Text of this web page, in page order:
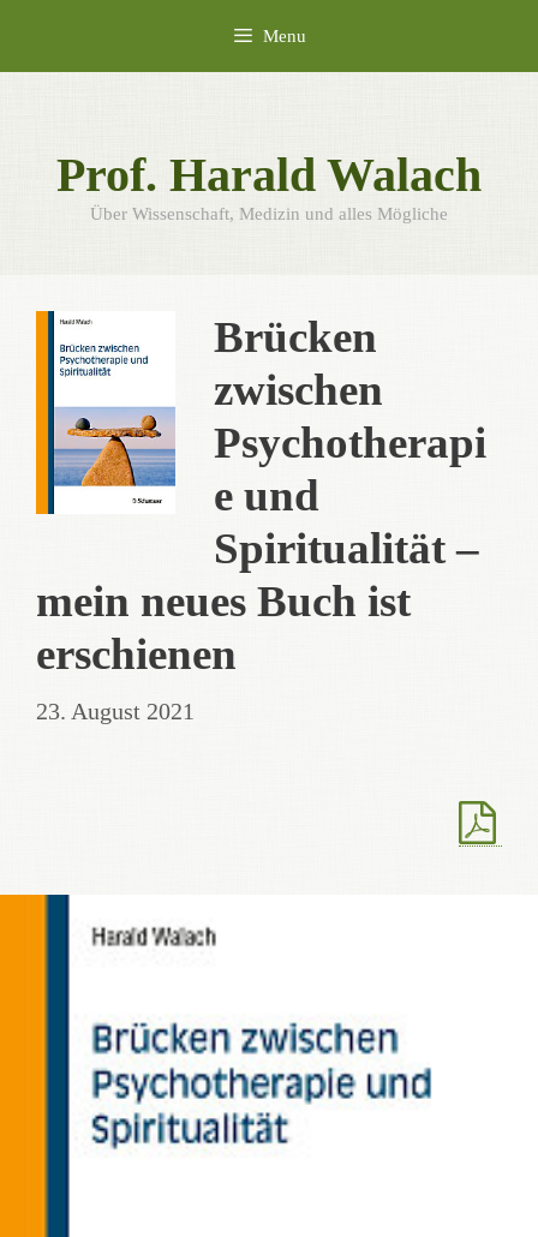
content
Menu
Prof. Harald Walach
Über Wissenschaft, Medizin und alles Mögliche
Brücken
zwischen
Psychotherapi
e und
Spiritualität –
mein neues Buch ist
erschienen
23. August 2021